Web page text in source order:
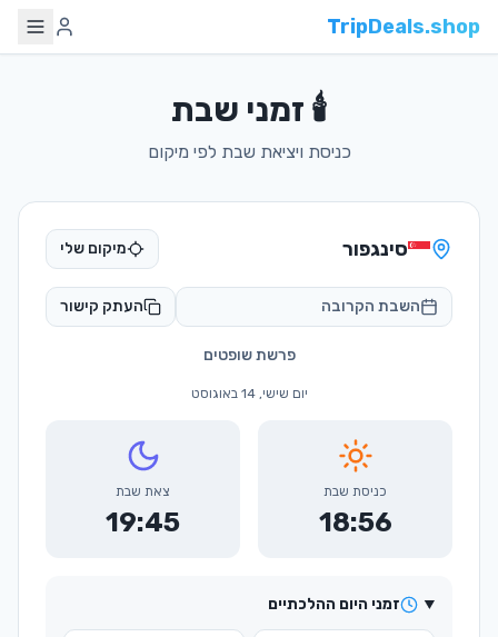
TripDeals.shop
🕯️ זמני שבת
כניסת ויציאת שבת לפי מיקום
סינגפור מיקום שלי
השבת הקרובה העתק קישור
פרשת שופטים
יום שישי, 14 באוגוסט
כניסת שבת
18:56
צאת שבת
19:45
זמני היום ההלכתיים